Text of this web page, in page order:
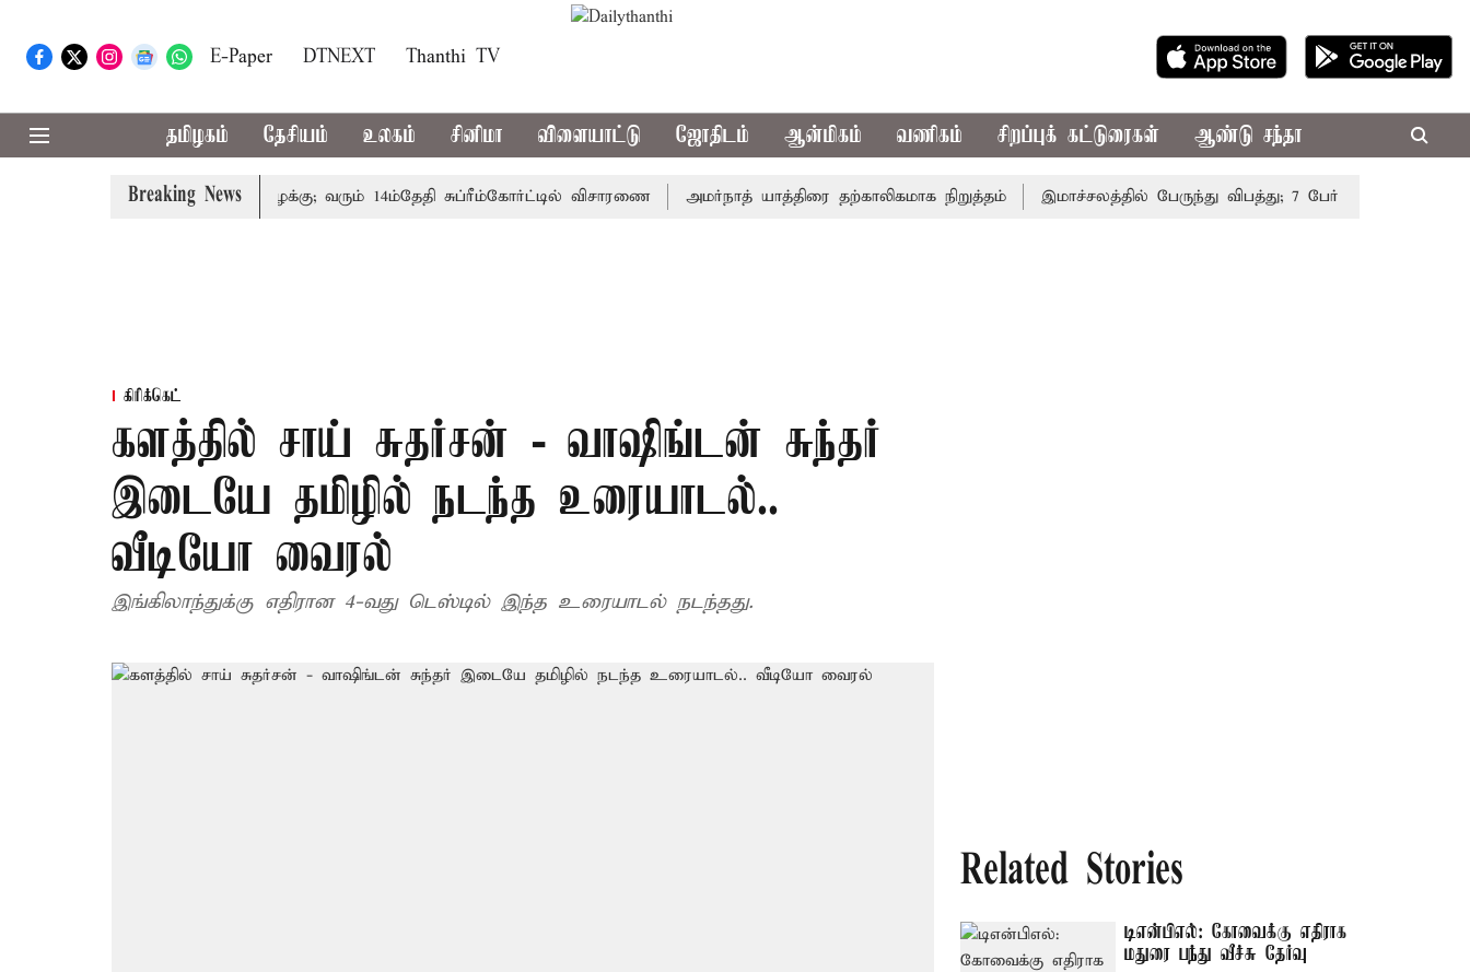
E-Paper DTNEXT Thanthi TV
தமிழகம் தேசியம் உலகம் சினிமா விளையாட்டு ஜோதிடம் ஆன்மிகம் வணிகம் சிறப்புக் கட்டுரைகள் ஆண்டு சந்தா
Breaking News
அரசுப்பணி வழக்கு; வரும் 14ம்தேதி சுப்ரீம்கோர்ட்டில் விசாரணை அமர்நாத் யாத்திரை தற்காலிகமாக நிறுத்தம் இமாச்சலத்தில் பேருந்து விபத்து; 7 பேர் பலி - பிரதமர்
கிரிக்கெட்
களத்தில் சாய் சுதர்சன் - வாஷிங்டன் சுந்தர்
இடையே தமிழில் நடந்த உரையாடல்..
வீடியோ வைரல்
இங்கிலாந்துக்கு எதிரான 4-வது டெஸ்டில் இந்த உரையாடல் நடந்தது.
Related Stories
டிஎன்பிஎல்: கோவைக்கு எதிராக
மதுரை பந்து வீச்சு தேர்வு